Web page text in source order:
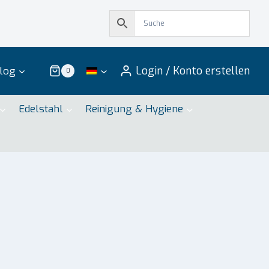
0 Login / Konto erstellen
Edelstahl Reinigung & Hygiene